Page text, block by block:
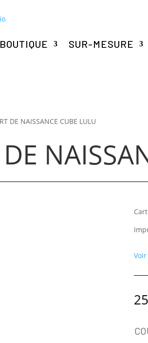
BOUTIQUE SUR-MESURE
DE NAISSANCE CUBE LULU